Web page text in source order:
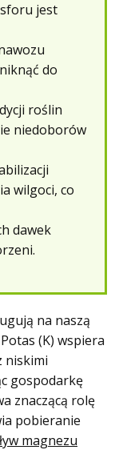
jest
do
roślin
niedoborów
wilgoci, co
dawek
na naszą
(K) wspiera
niskimi
gospodarkę
znaczącą rolę
pobieranie
magnezu